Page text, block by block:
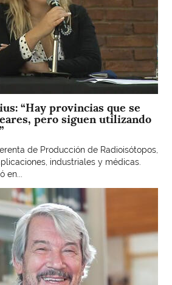
“Hay provincias que se
pero siguen utilizando
de Producción de Radioisótopos,
industriales y médicas.